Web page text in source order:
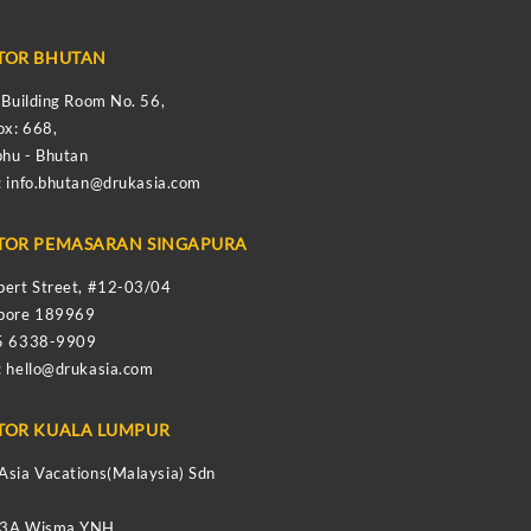
BHUTAN
Building Room No. 56,
668,
- Bhutan
info.bhutan@drukasia.com
PEMASARAN SINGAPURA
Street, #12-03/04
189969
6338-9909
hello@drukasia.com
KUALA LUMPUR
Vacations(Malaysia) Sdn